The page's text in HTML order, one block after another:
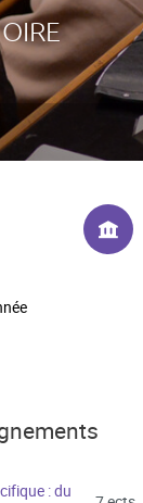
: du